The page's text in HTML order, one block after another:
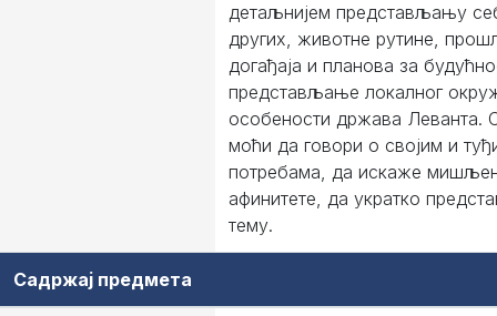
детаљнијем представљању
других, животне рутине,
догађаја и планова за
представљање локалног
особености држава Леванта.
моћи да говори о својим и
потребама, да искаже
афинитете, да укратко
тему.
Садржај предмета